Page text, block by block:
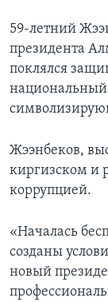
59-летний
президента
поклялся
национальный
Жээнбеков,
киргизском и
коррупцией.
«Началась
созданы
новый